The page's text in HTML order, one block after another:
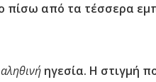
πίσω από τα τέσσερα
αληθινή ηγεσία. Η στιγμή